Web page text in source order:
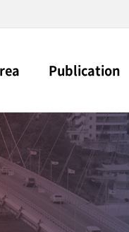
Publication